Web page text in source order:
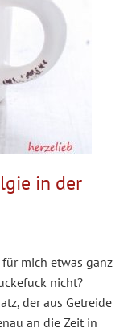
in der
mich etwas ganz
nicht?
der aus Getreide
an die Zeit in